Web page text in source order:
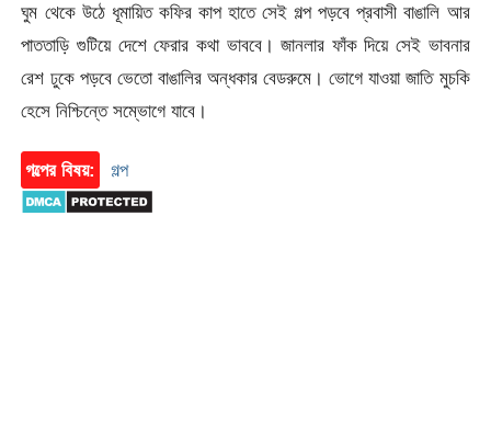
ঘুম থেকে উঠে ধূমায়িত কফির কাপ হাতে সেই গল্প পড়বে প্রবাসী বাঙালি আর
পাততাড়ি গুটিয়ে দেশে ফেরার কথা ভাববে। জানলার ফাঁক দিয়ে সেই ভাবনার
রেশ ঢুকে পড়বে ভেতো বাঙালির অন্ধকার বেডরুমে। ভোগে যাওয়া জাতি মুচকি
হেসে নিশ্চিন্তে সম্ভোগে যাবে।
গল্পের বিষয়: গল্প